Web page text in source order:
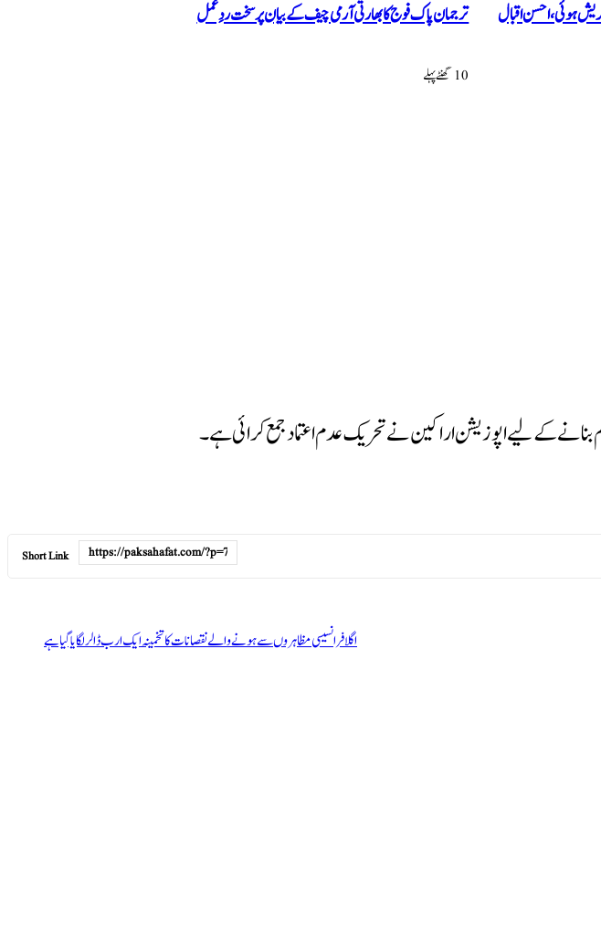
ترجمان پاک فوج کا بھارتی آرمی چیف کے بیان پر سخت ردِعمل
10 گھنٹےپہلے
بنانے کے لیے اپوزیشن اراکین نے تحریک عدم اعتماد جمع کرائی ہے۔
Short Link
اگلافرانسیسی مظاہروں سے ہونے والے نقصانات کا تخمینہ ایک ارب ڈالر لگایا گیا ہے